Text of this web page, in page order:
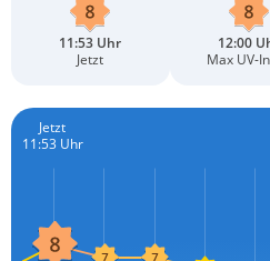
11:53 Uhr
Jetzt
12:00
Max UV-
Jetzt
11:53 Uhr